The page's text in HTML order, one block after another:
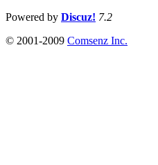
Powered by Discuz! 7.2
© 2001-2009 Comsenz Inc.